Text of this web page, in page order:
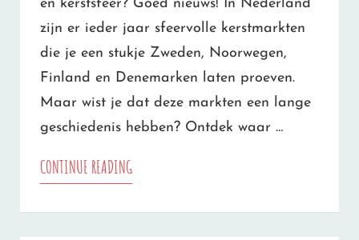
en kerstsfeer? Goed nieuws! In Nederland
zijn er ieder jaar sfeervolle kerstmarkten
die je een stukje Zweden, Noorwegen,
Finland en Denemarken laten proeven.
Maar wist je dat deze markten een lange
geschiedenis hebben? Ontdek waar …
CONTINUE READINGDIT